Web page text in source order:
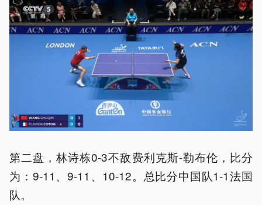
第二盘，林诗栋0-3不敌费利克斯-勒布伦，比分
为：9-11、9-11、10-12。总比分中国队1-1法国
队。